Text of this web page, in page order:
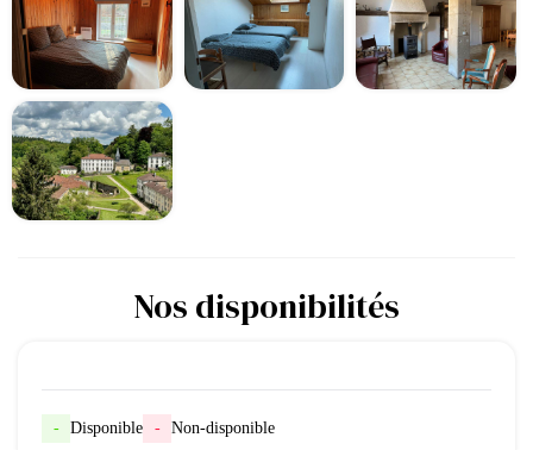
Nos disponibilités
- Disponible - Non-disponible